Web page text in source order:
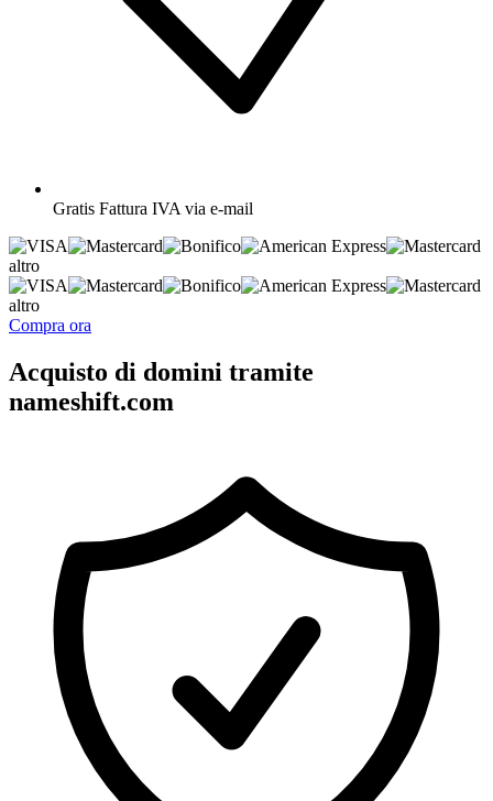
Gratis Fattura IVA via e-mail
altro
altro
Compra ora
Acquisto di domini tramite
nameshift.com